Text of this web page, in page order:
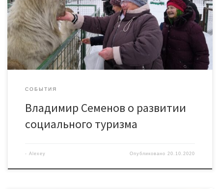
Благотворительный фонд «Благодарность». Разработанный
общественной организацией проект «Путешествие в Сказку»
претендует на президентский грант по направлению
«Социальное обслуживание, социальная поддержка и защита
граждан». Целевой аудитории […]
СОБЫТИЯ
Владимир Семенов о развитии
социального туризма
- Alexey Опубликовано 20.10.2020